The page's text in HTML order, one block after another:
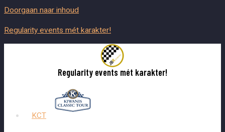
Doorgaan naar inhoud
Regularity events mét karakter!
Regularity events mét karakter!
KCT